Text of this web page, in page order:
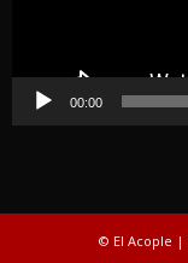
00:00
© El Acople |